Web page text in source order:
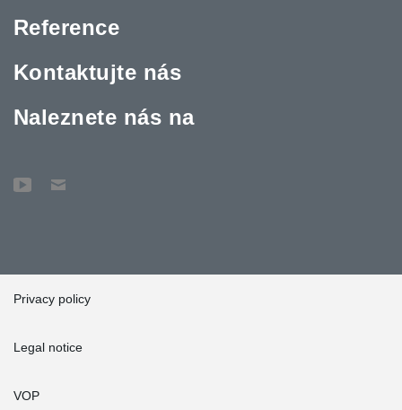
Reference
Kontaktujte nás
Naleznete nás na
Privacy policy
Legal notice
VOP